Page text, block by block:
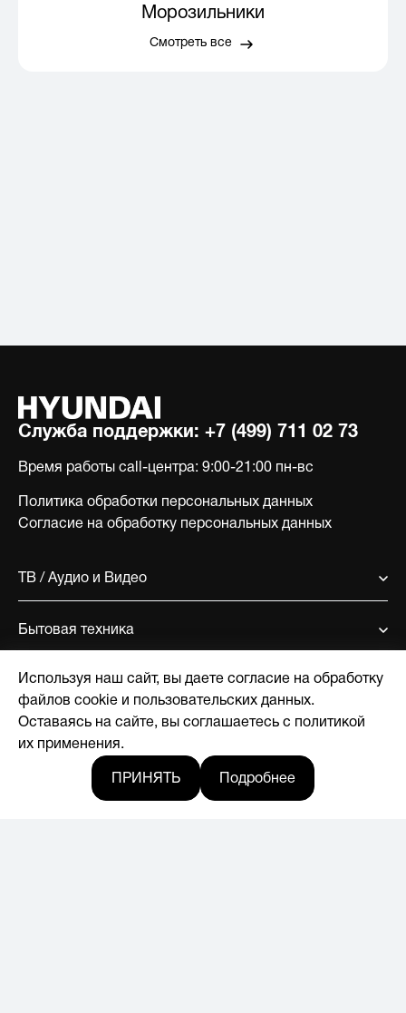
Морозильники
Смотреть все
Служба поддержки: +7 (499) 711 02 73
Время работы call-центра: 9:00-21:00 пн-вс
Политика обработки персональных данных
Согласие на обработку персональных данных
ТВ / Аудио и Видео
Бытовая техника
Поддержка
Используя наш сайт, вы даете согласие на обработку
файлов cookie и пользовательских данных.
Оставаясь на сайте, вы соглашаетесь с политикой
их применения.
ПРИНЯТЬ Подробнее